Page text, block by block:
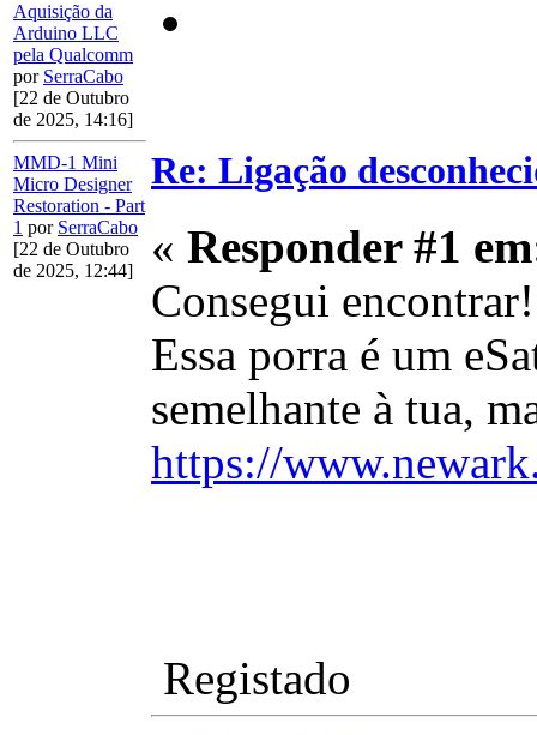
Aquisição da
Arduino LLC
pela Qualcomm
por SerraCabo
[22 de Outubro
de 2025, 14:16]
MMD-1 Mini
Micro Designer
Restoration - Part
1 por SerraCabo
[22 de Outubro
de 2025, 12:44]
Re: Ligação
« Responder #1
Consegui encontrar!
Essa porra é um
semelhante à tua,
https://
Registado